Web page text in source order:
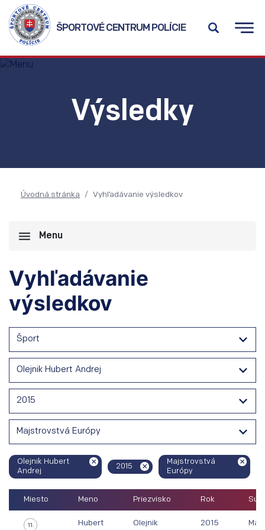
ŠPORTOVÉ CENTRUM POLÍCIE
Výsledky
Úvodná stránka Vyhľadávanie výsledkov
Menu
Vyhľadávanie
výsledkov
Šport
Olejnik Hubert Andrej
2015
Majstrovstvá Európy
Olejnik Hubert
Andrej
2015
Majstrovstvá
Európy
Miesto Meno Priezvisko Rok
11.
Hubert
Olejnik 2015